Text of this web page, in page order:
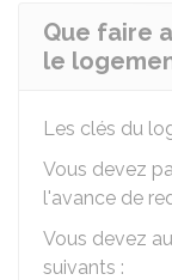
Que faire
le
Les clés du
Vous devez
l'avance de
Vous devez
suivants :